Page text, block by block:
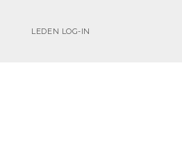
LEDEN LOG-IN